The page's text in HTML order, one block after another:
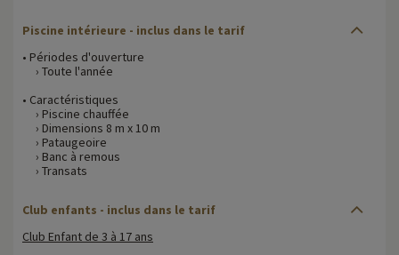
Piscine intérieure - inclus dans le tarif
• Périodes d'ouverture
› Toute l'année
• Caractéristiques
› Piscine chauffée
› Dimensions 8 m x 10 m
› Pataugeoire
› Banc à remous
› Transats
Club enfants - inclus dans le tarif
Club Enfant de 3 à 17 ans